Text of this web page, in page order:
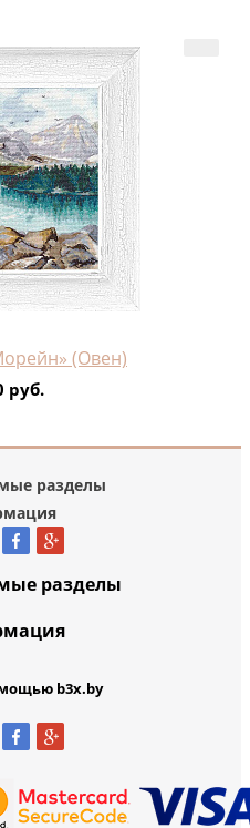
(Овен)
руб.
разделы
разделы
b3x.by